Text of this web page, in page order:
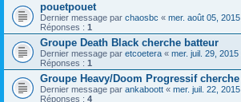
pouetpouet
Dernier message par chaosbc « mer. août 05,
Réponses : 1
Groupe Death Black cherche batteur
Dernier message par etcoetera « mer. juil. 29,
Réponses : 1
Groupe Heavy/Doom Progressif
Dernier message par ankaboott « mer. juil. 22,
Réponses : 4